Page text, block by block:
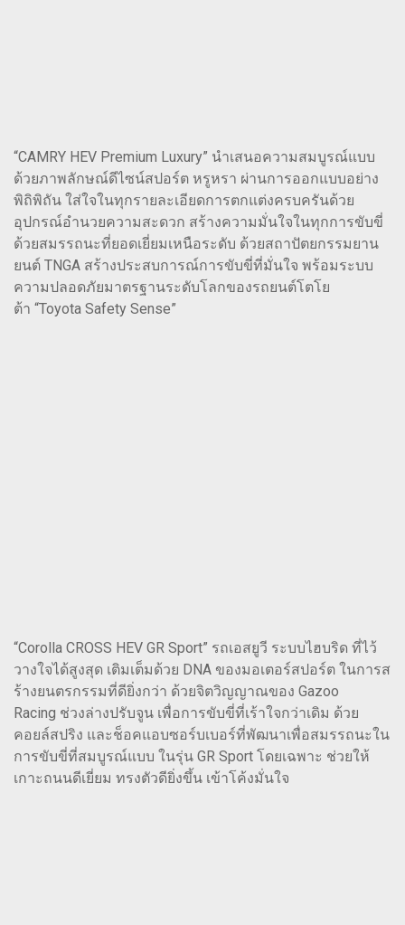
“CAMRY HEV Premium Luxury” นำเสนอความสมบูรณ์แบบ
ด้วยภาพลักษณ์ดีไซน์สปอร์ต หรูหรา ผ่านการออกแบบอย่าง
พิถิพิถัน ใส่ใจในทุกรายละเอียดการตกแต่งครบครันด้วย
อุปกรณ์อำนวยความสะดวก สร้างความมั่นใจในทุกการขับขี่
ด้วยสมรรถนะที่ยอดเยี่ยมเหนือระดับ ด้วยสถาปัตยกรรมยาน
ยนต์ TNGA สร้างประสบการณ์การขับขี่ที่มั่นใจ พร้อมระบบ
ความปลอดภัยมาตรฐานระดับโลกของรถยนต์โตโย
ต้า “Toyota Safety Sense”
“Corolla CROSS HEV GR Sport” รถเอสยูวี ระบบไฮบริด ที่ไว้
วางใจได้สูงสุด เติมเต็มด้วย DNA ของมอเตอร์สปอร์ต ในการส
ร้างยนตรกรรมที่ดียิ่งกว่า ด้วยจิตวิญญาณของ Gazoo
Racing ช่วงล่างปรับจูน เพื่อการขับขี่ที่เร้าใจกว่าเดิม ด้วย
คอยล์สปริง และช็อคแอบซอร์บเบอร์ที่พัฒนาเพื่อสมรรถนะใน
การขับขี่ที่สมบูรณ์แบบ ในรุ่น GR Sport โดยเฉพาะ ช่วยให้
เกาะถนนดีเยี่ยม ทรงตัวดียิ่งขึ้น เข้าโค้งมั่นใจ